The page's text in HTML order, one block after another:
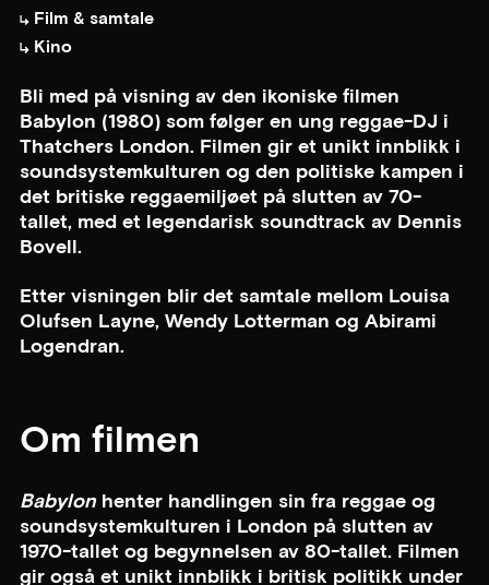
Film & samtale
Kino
Bli med på visning av den ikoniske filmen
Babylon (1980) som følger en ung reggae-DJ i
Thatchers London. Filmen gir et unikt innblikk i
soundsystemkulturen og den politiske kampen i
det britiske reggaemiljøet på slutten av 70-
tallet, med et legendarisk soundtrack av Dennis
Bovell.
Etter visningen blir det samtale mellom Louisa
Olufsen Layne, Wendy Lotterman og Abirami
Logendran.
Om filmen
Babylonhenter handlingen sin fra reggae og
soundsystemkulturen i London på slutten av
1970-tallet og begynnelsen av 80-tallet. Filmen
gir også et unikt innblikk i britisk politikk under